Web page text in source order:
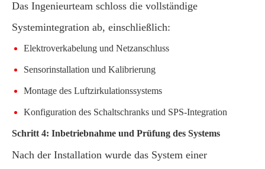
Das Ingenieurteam schloss die vollständige
Systemintegration ab, einschließlich:
Elektroverkabelung und Netzanschluss
Sensorinstallation und Kalibrierung
Montage des Luftzirkulationssystems
Konfiguration des Schaltschranks und SPS-Integration
Schritt 4: Inbetriebnahme und Prüfung des Systems
Nach der Installation wurde das System einer